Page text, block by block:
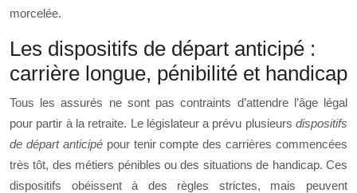
morcelée.
Les dispositifs de départ anticipé :
carrière longue, pénibilité et handicap
Tous les assurés ne sont pas contraints d’attendre l’âge légal
pour partir à la retraite. Le législateur a prévu plusieurs dispositifs
de départ anticipépour tenir compte des carrières commencées
très tôt, des métiers pénibles ou des situations de handicap. Ces
dispositifs obéissent à des règles strictes, mais peuvent